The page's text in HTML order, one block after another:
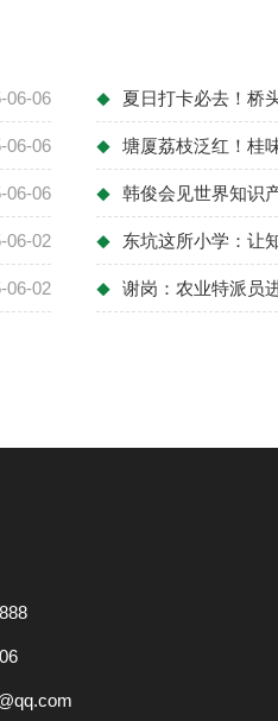
06-06 ◆ 夏日打卡必去！桥
06-06 ◆ 塘厦荔枝泛红！桂味、
06-06 ◆ 韩俊会见世界知识产权
06-02 ◆ 东坑这所小学：让知
06-02 ◆ 谢岗：农业特派员进果